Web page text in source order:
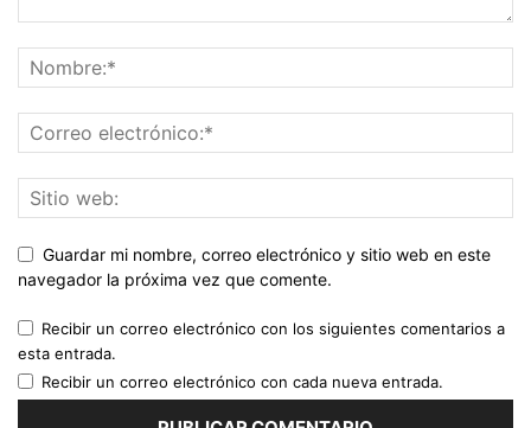
Guardar mi nombre, correo electrónico y sitio web en este
navegador la próxima vez que comente.
Recibir un correo electrónico con los siguientes comentarios a
esta entrada.
Recibir un correo electrónico con cada nueva entrada.